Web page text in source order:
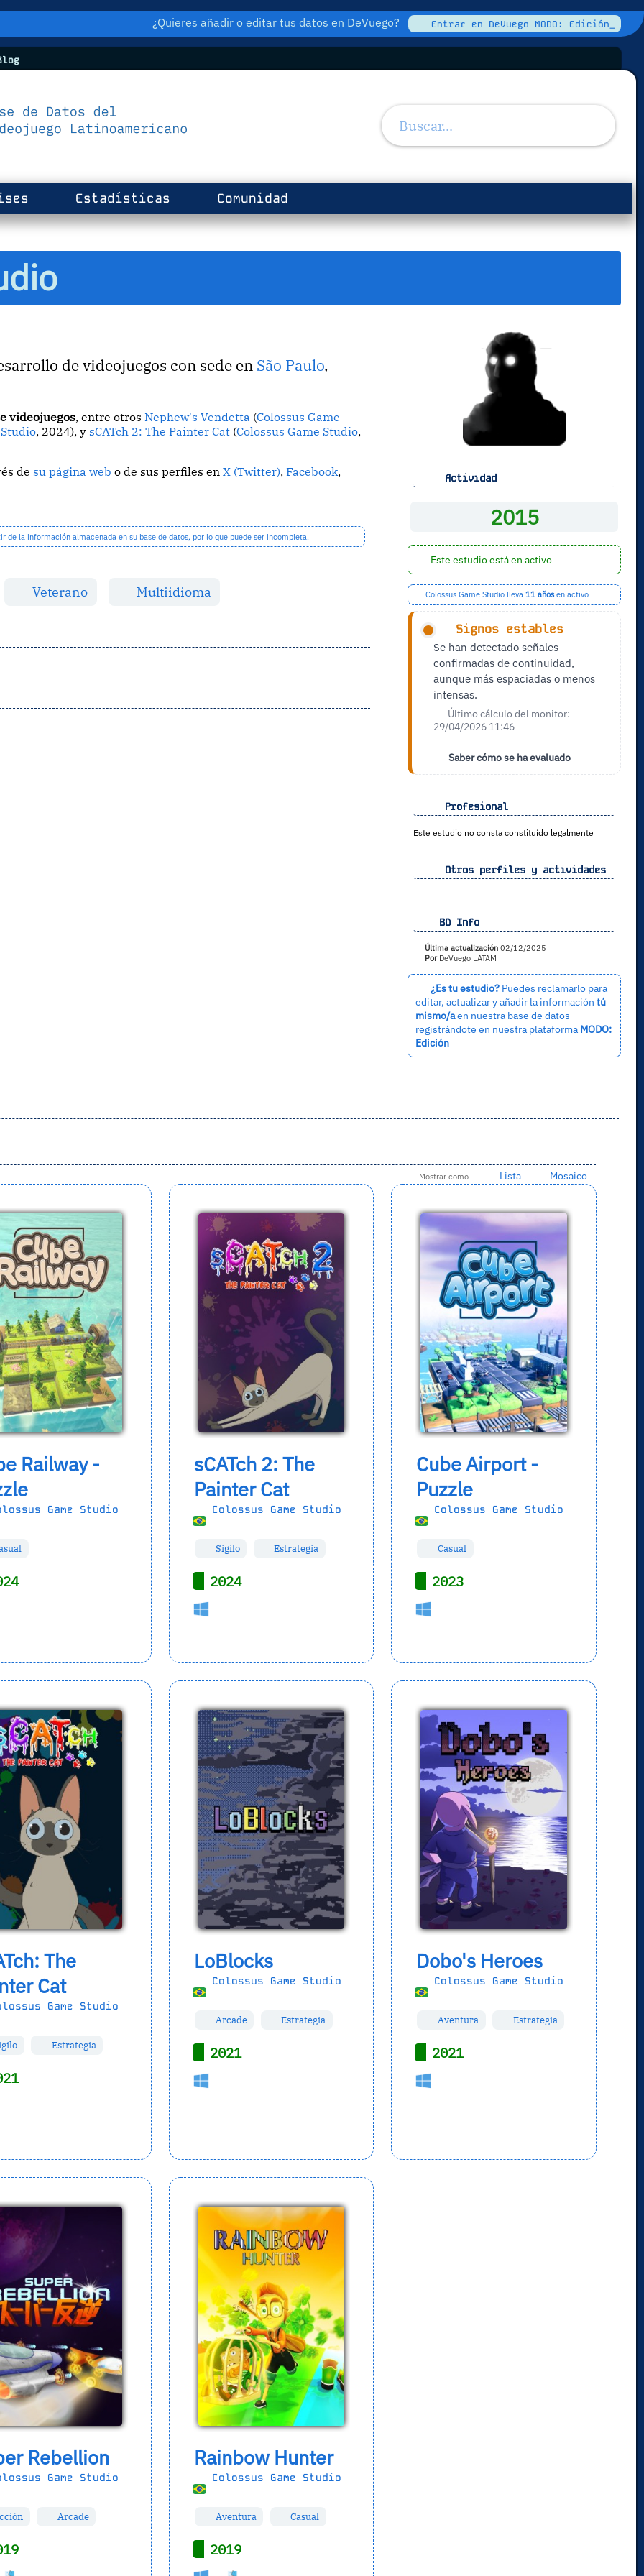
¿Quieres añadir o editar tus datos en DeVuego? Entrar en DeVuego MODO: Edición_
Estadísticas Comunidad
de videojuegos con sede en São Paulo,
videojuegos, entre otrosNephew's Vendetta (Colossus Game
, 2024), y sCATch 2: The Painter Cat (Colossus Game Studio,
de su página web o de sus perfiles enX (Twitter),Facebook,
de la información almacenada en su base de datos, por lo que puede ser incompleta.
Veterano Multiidioma
Actividad
2015
Este estudio está en activo
Colossus Game Studio lleva 11 añosen activo
Signos estables
Se han detectado señales
confirmadas de continuidad,
aunque más espaciadas o menos
intensas.
Último cálculo del monitor:
29/04/2026 11:46
Saber cómo se ha evaluado
Profesional
Este estudio no consta constituído legalmente
Otros perfiles y actividades
BD Info
Última actualización02/12/2025
PorDeVuego LATAM
¿Es tu estudio?Puedes reclamarlo para
editar, actualizar y añadir la información tú
mismo/aen nuestra base de datos
registrándote en nuestra plataforma MODO:
Edición
Mostrar como Lista Mosaico
Railway -
Game Studio
sCATch 2: The
Painter Cat
Colossus Game Studio
Sigilo Estrategia
2024
Cube Airport -
Puzzle
Colossus Game Studio
Casual
2023
The
Cat
Game Studio
Estrategia
LoBlocks
Colossus Game Studio
Arcade Estrategia
2021
Dobo's Heroes
Colossus Game Studio
Aventura Estrategia
2021
Rebellion
Game Studio
Arcade
Rainbow Hunter
Colossus Game Studio
Aventura Casual
2019